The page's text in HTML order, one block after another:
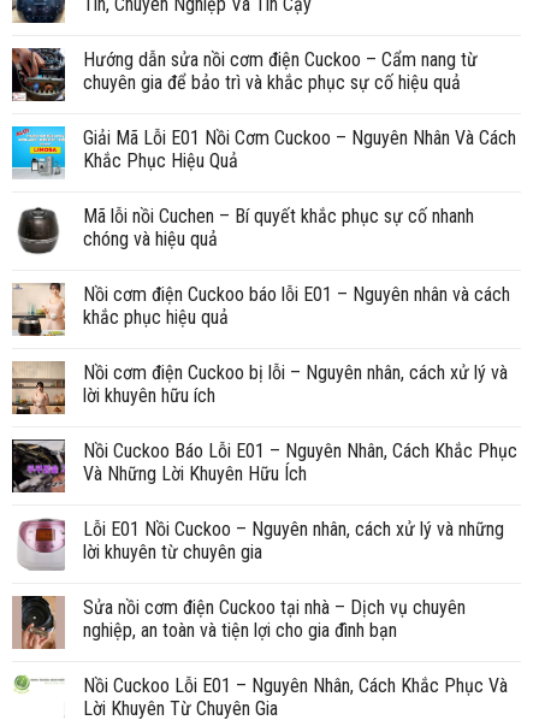
Hướng dẫn sửa nồi cơm điện Cuckoo – Cẩm nang từ
chuyên gia để bảo trì và khắc phục sự cố hiệu quả
Giải Mã Lỗi E01 Nồi Cơm Cuckoo – Nguyên Nhân Và Cách
Khắc Phục Hiệu Quả
Mã lỗi nồi Cuchen – Bí quyết khắc phục sự cố nhanh
chóng và hiệu quả
Nồi cơm điện Cuckoo báo lỗi E01 – Nguyên nhân và cách
khắc phục hiệu quả
Nồi cơm điện Cuckoo bị lỗi – Nguyên nhân, cách xử lý và
lời khuyên hữu ích
Nồi Cuckoo Báo Lỗi E01 – Nguyên Nhân, Cách Khắc Phục
Và Những Lời Khuyên Hữu Ích
Lỗi E01 Nồi Cuckoo – Nguyên nhân, cách xử lý và những
lời khuyên từ chuyên gia
Sửa nồi cơm điện Cuckoo tại nhà – Dịch vụ chuyên
nghiệp, an toàn và tiện lợi cho gia đình bạn
Nồi Cuckoo Lỗi E01 – Nguyên Nhân, Cách Khắc Phục Và
Lời Khuyên Từ Chuyên Gia